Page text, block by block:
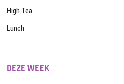
High Tea
Lunch
DEZE WEEK